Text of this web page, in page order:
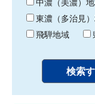
中濃（美濃）
東濃（多治見
飛騨地域